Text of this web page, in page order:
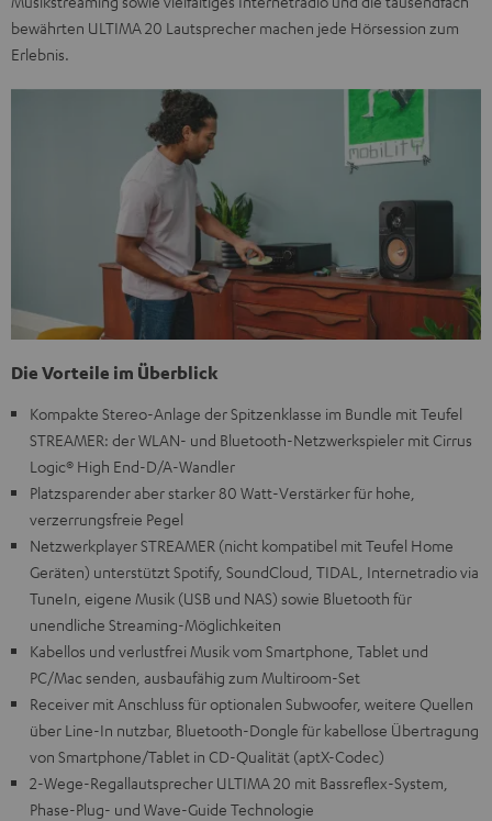
bewährten ULTIMA 20 Lautsprecher machen jede Hörsession zum
Erlebnis.
Die Vorteile im Überblick
Kompakte Stereo-Anlage der Spitzenklasse im Bundle mit Teufel
STREAMER: der WLAN- und Bluetooth-Netzwerkspieler mit Cirrus
Logic® High End-D/A-Wandler
Platzsparender aber starker 80 Watt-Verstärker für hohe,
verzerrungsfreie Pegel
Netzwerkplayer STREAMER (nicht kompatibel mit Teufel Home
Geräten) unterstützt Spotify, SoundCloud, TIDAL, Internetradio via
TuneIn, eigene Musik (USB und NAS) sowie Bluetooth für
unendliche Streaming-Möglichkeiten
Kabellos und verlustfrei Musik vom Smartphone, Tablet und
PC/Mac senden, ausbaufähig zum Multiroom-Set
Receiver mit Anschluss für optionalen Subwoofer, weitere Quellen
über Line-In nutzbar, Bluetooth-Dongle für kabellose Übertragung
von Smartphone/Tablet in CD-Qualität (aptX-Codec)
2-Wege-Regallautsprecher ULTIMA 20 mit Bassreflex-System,
Phase-Plug- und Wave-Guide Technologie